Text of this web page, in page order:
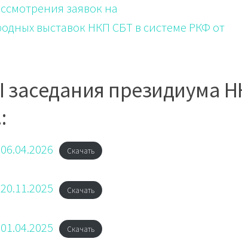
заявок на
выставок НКП СБТ в системе РКФ от
президиума
Скачать
Скачать
Скачать